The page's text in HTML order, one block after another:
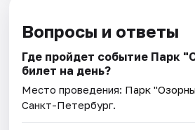
Вопросы и ответы
Где пройдет событие Парк
билет на день?
Место проведения: Парк
Санкт-Петербург.